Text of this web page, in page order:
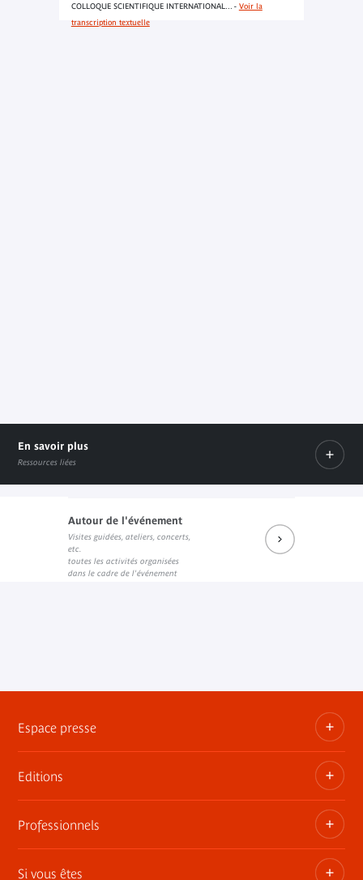
COLLOQUE SCIENTIFIQUE INTERNATIONAL... - Voir la
transcription textuelle
En savoir plus
Ressources liées
Programme de la sémaine
Lien externe
Autour de l'événement
Visites guidées, ateliers, concerts,
etc.
toutes les activités organisées
dans le cadre de l'événement
Espace presse
Dossiers, communiqués, bandes annonces
Contact presse
Editions
Les publications du musée
Professionnels
Si vous êtes